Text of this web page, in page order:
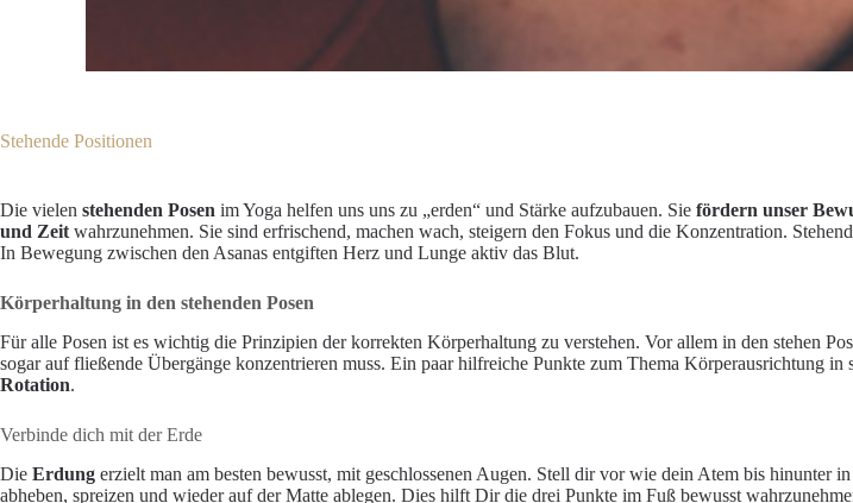
Stehende Positionen
Die vielen stehenden Posen im Yoga helfen uns uns zu „erden“ und Stärke aufzubauen. Sie fördern unser
und Zeit wahrzunehmen. Sie sind erfrischend, machen wach, steigern den Fokus und die Konzentration.
In Bewegung zwischen den Asanas entgiften Herz und Lunge aktiv das Blut.
Körperhaltung in den stehenden Posen
Für alle Posen ist es wichtig die Prinzipien der korrekten Körperhaltung zu verstehen. Vor allem in den stehen
sogar auf fließende Übergänge konzentrieren muss. Ein paar hilfreiche Punkte zum Thema Körperausrichtung in
Rotation.
Verbinde dich mit der Erde
Die Erdung erzielt man am besten bewusst, mit geschlossenen Augen. Stell dir vor wie dein Atem bis
abheben, spreizen und wieder auf der Matte ablegen. Dies hilft Dir die drei Punkte im Fuß bewusst